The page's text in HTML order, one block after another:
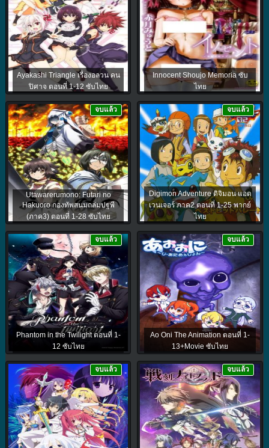
Ayakashi Triangle เรื่องอลวน คน
ปิศาจ ตอนที่ 1-12 ซับไทย
Innocent Shoujo Memoria ซับ
ไทย
Utawarerumono: Futari no
Hakuoro กองทัพสนมถล่มปฐพี
(ภาค3) ตอนที่ 1-28 ซับไทย
จบแล้ว
Digimon Adventure ดิจิมอน แอด
เวนเจอร์ ภาค2 ตอนที่ 1-25 พากย์
ไทย
จบแล้ว
Phantom in the Twilight ตอนที่ 1-
12 ซับไทย
จบแล้ว
Ao Oni The Animation ตอนที่ 1-
13+Movie ซับไทย
จบแล้ว
จบแล้ว จบแล้ว